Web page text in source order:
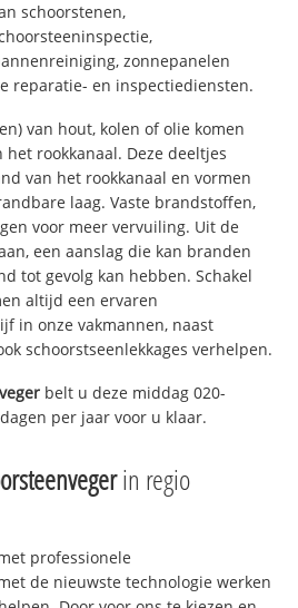
schoorstenen,
zonnepanelen
reparatie- en inspectiediensten.
van hout, kolen of olie komen
rookkanaal. Deze deeltjes
van het rookkanaal en vormen
laag. Vaste brandstoffen,
voor meer vervuiling. Uit de
een aanslag die kan branden
tot gevolg kan hebben. Schakel
altijd een ervaren
in onze vakmannen, naast
schoorstseenlekkages verhelpen.
belt u deze middag 020-
per jaar voor u klaar.
in regio
professionele
de nieuwste technologie werken